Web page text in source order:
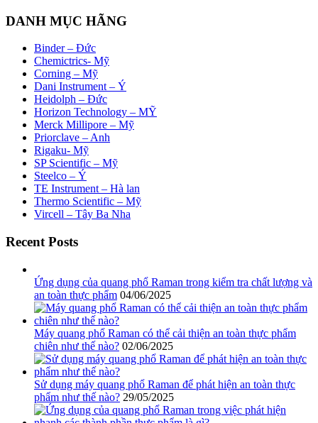
DANH MỤC HÃNG
Binder – Đức
Chemictrics- Mỹ
Corning – Mỹ
Dani Instrument – Ý
Heidolph – Đức
Horizon Technology – MỸ
Merck Millipore – Mỹ
Priorclave – Anh
Rigaku- Mỹ
SP Scientific – Mỹ
Steelco – Ý
TE Instrument – Hà lan
Thermo Scientific – Mỹ
Vircell – Tây Ba Nha
Recent Posts
Ứng dụng của quang phổ Raman trong kiểm tra chất lượng và
an toàn thực phẩm 04/06/2025
Máy quang phổ Raman có thể cải thiện an toàn thực phẩm
chiên như thế nào? 02/06/2025
Sử dụng máy quang phổ Raman để phát hiện an toàn thực
phẩm như thế nào? 29/05/2025